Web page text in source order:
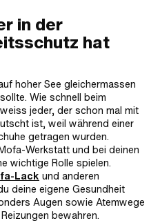
in der
hat
hoher See gleichermassen
Wie schnell beim
jeder, der schon mal mit
ist, weil während einer
getragen wurden.
Werkstatt und bei deinen
wichtige Rolle spielen.
Lack und anderen
deine eigene Gesundheit
Augen sowie Atemwege
bewahren.